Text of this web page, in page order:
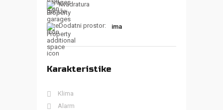
Kvadratura
garaže:
Dodatni prostor:
ima
Karakteristike
Klima
Alarm